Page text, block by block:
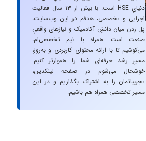
دنیایِ HSE است. با بیش از ۱۳ سال فعالیت
اجرایی و تخصصی، هدفم در این وب‌سایت،
پل زدن میان دانشِ آکادمیک و نیازهای واقعیِ
صنعت است. همراه با تیم تخصصی‌ام،
می‌کوشیم تا با ارائه محتوای کاربردی و به‌روز،
مسیرِ رشد حرفه‌ای شما را هموارتر کنیم.
خوشحال می‌شوم در صفحه لینکدین،
تجربیاتمان را به اشتراک بگذاریم و در این
مسیر تخصصی همراه هم باشیم.